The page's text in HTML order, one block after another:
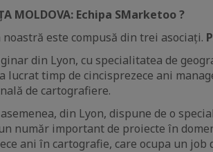
MOLDOVA: Echipa SMarketoo ?
noastră este compusă din trei asociați.
din Lyon, cu specialitatea de
lucrat timp de cincisprezece ani
de cartografiere.
din Lyon, dispune de o
număr important de proiecte în
ani în cartografie, care ocupa un job